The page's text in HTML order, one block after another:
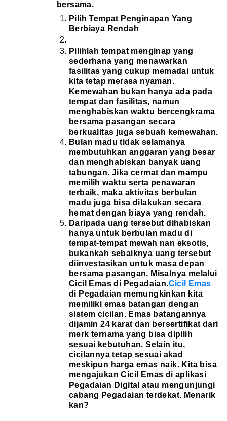
bersama.
Pilih Tempat Penginapan Yang
Berbiaya Rendah
Pilihlah tempat menginap yang
sederhana yang menawarkan
fasilitas yang cukup memadai untuk
kita tetap merasa nyaman.
Kemewahan bukan hanya ada pada
tempat dan fasilitas, namun
menghabiskan waktu bercengkrama
bersama pasangan secara
berkualitas juga sebuah kemewahan.
Bulan madu tidak selamanya
membutuhkan anggaran yang besar
dan menghabiskan banyak uang
tabungan. Jika cermat dan mampu
memilih waktu serta penawaran
terbaik, maka aktivitas berbulan
madu juga bisa dilakukan secara
hemat dengan biaya yang rendah.
Daripada uang tersebut dihabiskan
hanya untuk berbulan madu di
tempat-tempat mewah nan eksotis,
bukankah sebaiknya uang tersebut
diinvestasikan untuk masa depan
bersama pasangan. Misalnya melalui
Cicil Emas di Pegadaian.Cicil Emas
di Pegadaian memungkinkan kita
memiliki emas batangan dengan
sistem cicilan. Emas batangannya
dijamin 24 karat dan bersertifikat dari
merk ternama yang bisa dipilih
sesuai kebutuhan. Selain itu,
cicilannya tetap sesuai akad
meskipun harga emas naik. Kita bisa
mengajukan Cicil Emas di aplikasi
Pegadaian Digital atau mengunjungi
cabang Pegadaian terdekat. Menarik
kan?